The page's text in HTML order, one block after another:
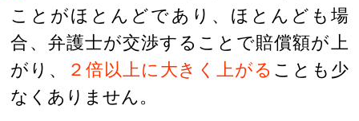
ことがほとんどであり、ほとんども場
合、弁護士が交渉することで賠償額が上
がり、
２倍以上に大きく上がる ことも少
なくありません。